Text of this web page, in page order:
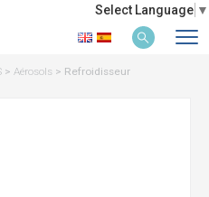
Select Language ▼
> Aérosols > Refroidisseur